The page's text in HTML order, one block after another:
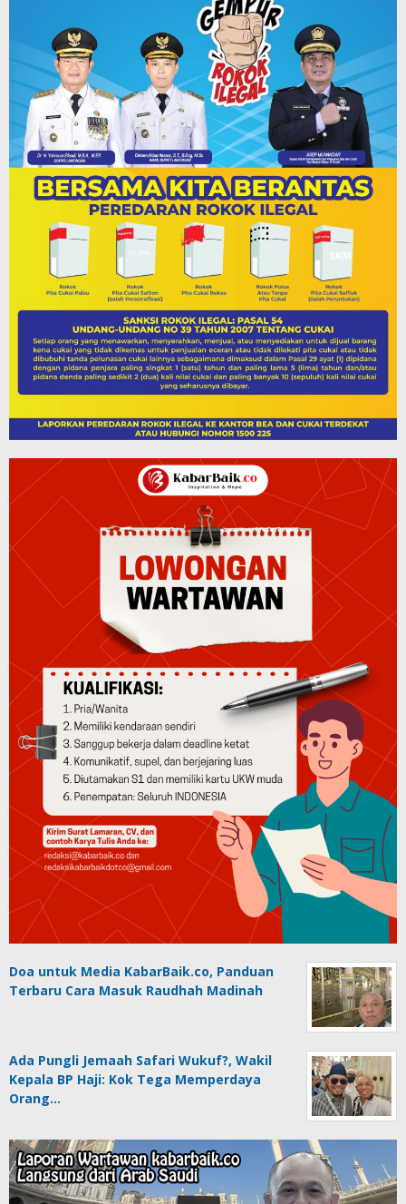
Doa untuk Media KabarBaik.co, Panduan
Terbaru Cara Masuk Raudhah Madinah
Ada Pungli Jemaah Safari Wukuf?, Wakil
Kepala BP Haji: Kok Tega Memperdaya
Orang…